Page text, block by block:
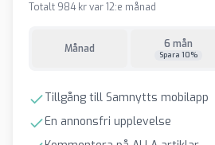
Totalt 984 kr var 12:e månad
Månad 6 mån
Spara 10%
Tillgång till Samnytts mobilapp
En annonsfri upplevelse